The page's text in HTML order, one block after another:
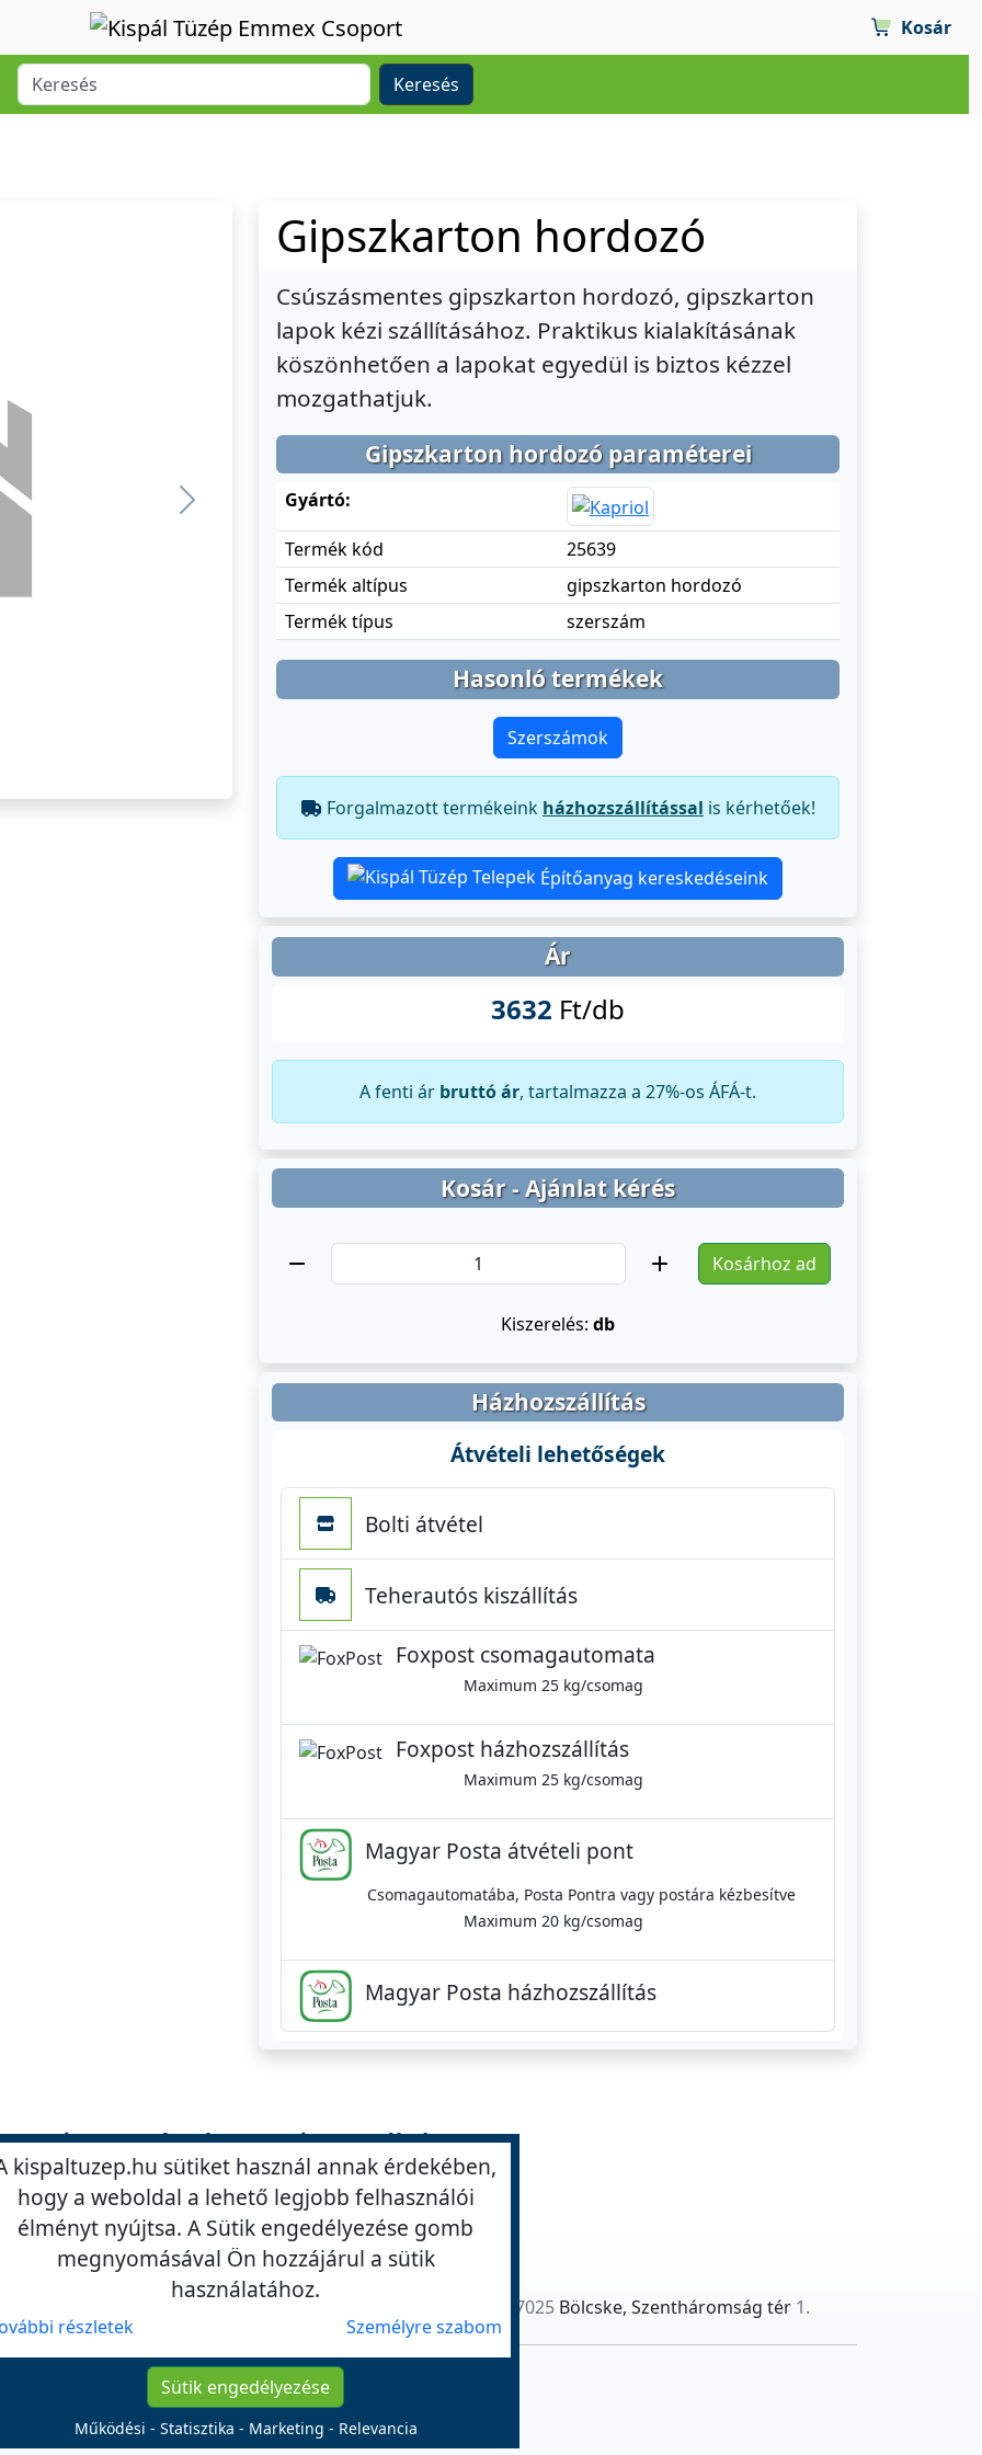
Kosár
Keresés
Previous
Gipszkarton hordozó
Csúszásmentes gipszkarton hordozó, gipszkarton
lapok kézi szállításához. Praktikus kialakításának
köszönhetően a lapokat egyedül is biztos kézzel
mozgathatjuk.
Gipszkarton hordozó paraméterei
Gyártó:
Termék kód
25639
Termék altípus
gipszkarton hordozó
Termék típus
szerszám
Hasonló termékek
Szerszámok
Forgalmazott termékeink házhozszállítással is kérhetőek!
Építőanyag kereskedéseink
Ár
3632 Ft/db
A fenti ár bruttó ár, tartalmazza a 27%-os ÁFÁ-t.
Kosár - Ajánlat kérés
Kosárhoz ad
Kiszerelés: db
Házhozszállítás
Átvételi lehetőségek
Bolti átvétel
Teherautós kiszállítás
Foxpost csomagautomata
Maximum 25 kg/csomag
Foxpost házhozszállítás
Maximum 25 kg/csomag
Magyar Posta átvételi pont
Csomagautomatába, Posta Pontra vagy postára kézbesítve
Maximum 20 kg/csomag
Magyar Posta házhozszállítás
Szerszámok Termékek
Kispál Tüzép
Tüzelő és építőanyag Kereskedés
7025Bölcske, Szentháromság tér 1.
kispaltuzep.hu sütiket használ annak érdekében,
hogy a weboldal a lehető legjobb felhasználói
élményt nyújtsa. A Sütik engedélyezése gomb
megnyomásával Ön hozzájárul a sütik
használatához.
részletek Személyre szabom
Sütik engedélyezése
Működési - Statisztika - Marketing - Relevancia